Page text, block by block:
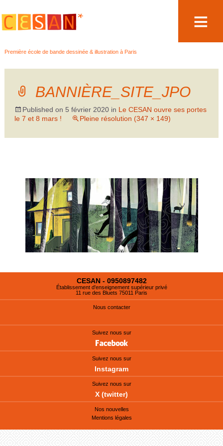
Première école de bande dessinée & illustration à Paris
au
BANNIÈRE_SITE_JPO
Published on 5 février 2020in Le CESAN ouvre ses portes
le 7 et 8 mars !
Pleine résolution (347 × 149)
CESAN - 0950897482
Établissement d'enseignement supérieur privé
11 rue des Bluets 75011 Paris
Nous contacter
Suivez nous sur
Suivez nous sur
Instagram
Suivez nous sur
X (twitter)
Nos nouvelles
Mentions légales